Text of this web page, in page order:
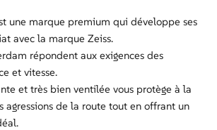
une marque premium qui développe ses
avec la marque Zeiss.
répondent aux exigences des
et vitesse.
et très bien ventilée vous protège à la
agressions de la route tout en offrant un